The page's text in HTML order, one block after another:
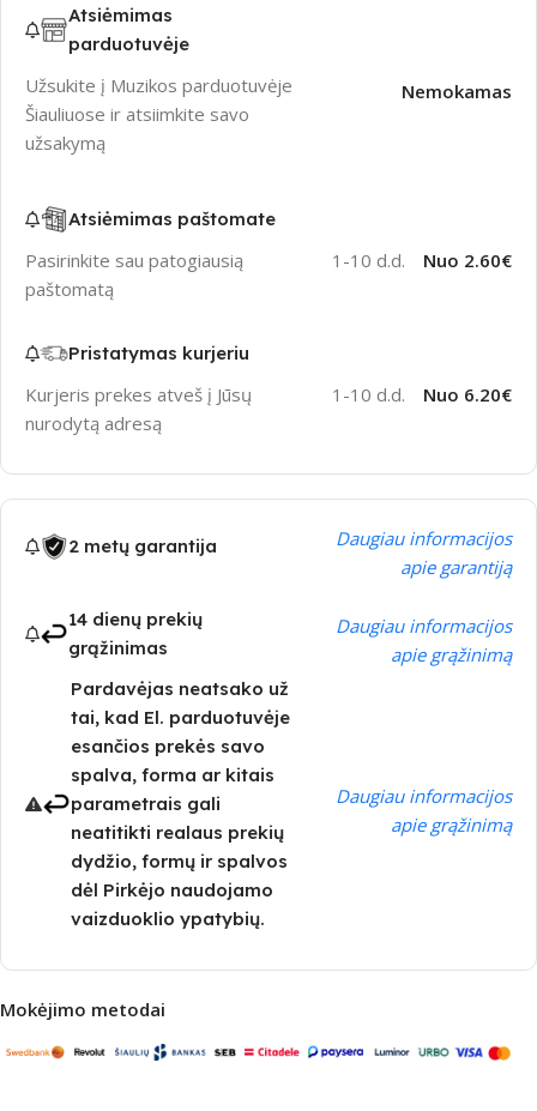
Atsiėmimas
parduotuvėje
Užsukite į Muzikos parduotuvėje
Šiauliuose ir atsiimkite savo
užsakymą
Nemokamas
Atsiėmimas paštomate
Pasirinkite sau patogiausią
paštomatą
1-10 d.d. Nuo 2.60€
Pristatymas kurjeriu
Kurjeris prekes atveš į Jūsų
nurodytą adresą
1-10 d.d. Nuo 6.20€
2 metų garantija
Daugiau informacijos
apie garantiją
14 dienų prekių
grąžinimas
Daugiau informacijos
apie grąžinimą
Pardavėjas neatsako už
tai, kad El. parduotuvėje
esančios prekės savo
spalva, forma ar kitais
parametrais gali
neatitikti realaus prekių
dydžio, formų ir spalvos
dėl Pirkėjo naudojamo
vaizduoklio ypatybių.
Daugiau informacijos
apie grąžinimą
Mokėjimo metodai